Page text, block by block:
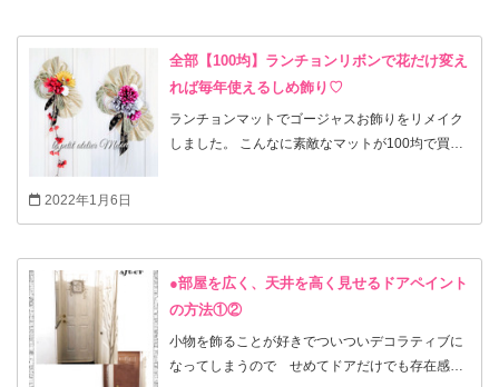
全部【100均】ランチョンリボンで花だけ変え
れば毎年使えるしめ飾り♡
ランチョンマットでゴージャスお飾りをリメイク
しました。 こんなに素敵なマットが100均で買え
イントしたり マニキュアでラメを付けたり マ
ジックで塗ったりしてひと手間掛けると見違えり
ます♡ こちらもみてね♡ ↓↓↓
2022年1月6日
●部屋を広く、天井を高く見せるドアペイント
の方法①②
小物を飾ることが好きでついついデコラティブに
なってしまうので せめてドアだけでも存在感を